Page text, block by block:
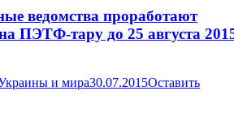
ведомства проработают
ПЭТФ-тару до 25 августа
и мира30.07.2015Оставить